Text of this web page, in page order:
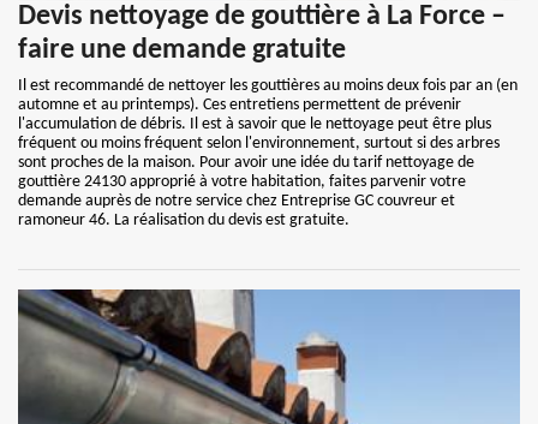
Devis nettoyage de gouttière à La Force –
faire une demande gratuite
Il est recommandé de nettoyer les gouttières au moins deux fois par an (en
automne et au printemps). Ces entretiens permettent de prévenir
l'accumulation de débris. Il est à savoir que le nettoyage peut être plus
fréquent ou moins fréquent selon l'environnement, surtout si des arbres
sont proches de la maison. Pour avoir une idée du tarif nettoyage de
gouttière 24130 approprié à votre habitation, faites parvenir votre
demande auprès de notre service chez Entreprise GC couvreur et
ramoneur 46. La réalisation du devis est gratuite.